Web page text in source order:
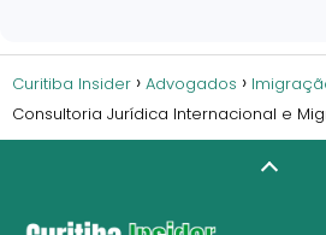
Curitiba Insider Advogados
Consultoria Jurídica Internacional e